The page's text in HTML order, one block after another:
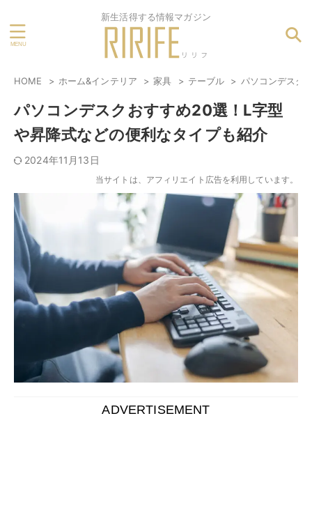
新生活得する情報マガジン
HOME ホーム&インテリア 家具 テーブル パソコンデスク
パソコンデスクおすすめ20選！L字型
や昇降式などの便利なタイプも紹介
2024年11月13日
当サイトは、アフィリエイト広告を利用しています。
在宅で作業やゲームをするなら、パソコンデスクも気に